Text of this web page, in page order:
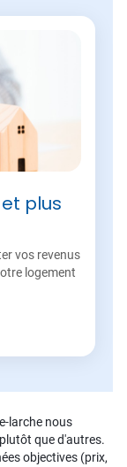
plus
vos revenus
logement
larche nous
que d'autres.
objectives (prix,